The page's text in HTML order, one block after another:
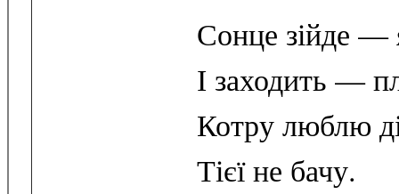
Сонце зійде —
І заходить —
Котру люблю
Тієї не бачу.